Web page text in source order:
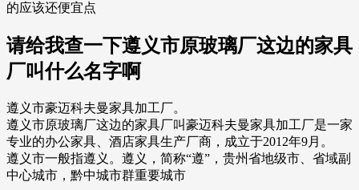
的应该还便宜点
请给我查一下遵义市原玻璃厂这边的家具
厂叫什么名字啊
遵义市豪迈科夫曼家具加工厂。
遵义市原玻璃厂这边的家具厂叫豪迈科夫曼家具加工厂是一家
专业的办公家具、酒店家具生产厂商，成立于2012年9月。
遵义市一般指遵义。遵义，简称“遵”，贵州省地级市、省域副
中心城市，黔中城市群重要城市